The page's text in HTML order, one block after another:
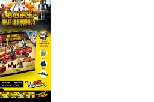
акций и бонусов...